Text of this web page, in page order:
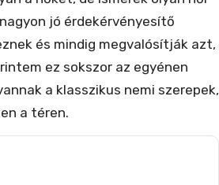
jó érdekérvényesítő
és mindig megvalósítják azt,
ez sokszor az egyénen
a klasszikus nemi szerepek,
a téren.